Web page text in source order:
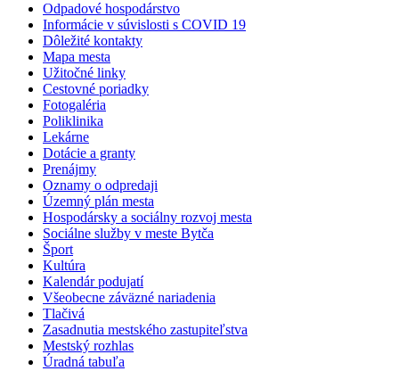
Odpadové hospodárstvo
Informácie v súvislosti s COVID 19
Dôležité kontakty
Mapa mesta
Užitočné linky
Cestovné poriadky
Fotogaléria
Poliklinika
Lekárne
Dotácie a granty
Prenájmy
Oznamy o odpredaji
Územný plán mesta
Hospodársky a sociálny rozvoj mesta
Sociálne služby v meste Bytča
Šport
Kultúra
Kalendár podujatí
Všeobecne záväzné nariadenia
Tlačivá
Zasadnutia mestského zastupiteľstva
Mestský rozhlas
Úradná tabuľa